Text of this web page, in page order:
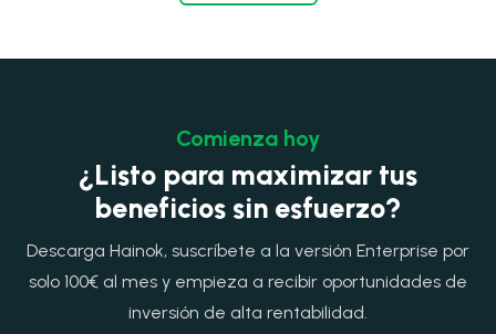
Comienza hoy
¿Listo para maximizar tus
beneficios sin esfuerzo?
Descarga Hainok, suscríbete a la versión Enterprise por
solo 100€ al mes y empieza a recibir oportunidades de
inversión de alta rentabilidad.